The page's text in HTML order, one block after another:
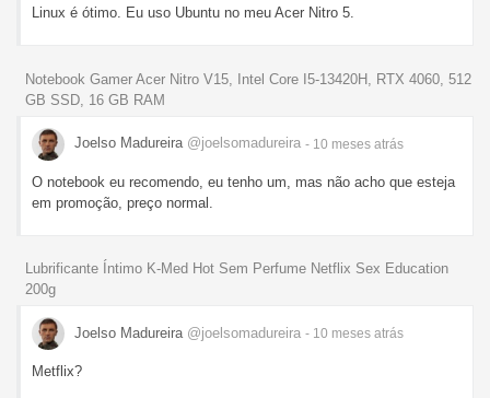
Linux é ótimo. Eu uso Ubuntu no meu Acer Nitro 5.
Notebook Gamer Acer Nitro V15, Intel Core I5-13420H, RTX 4060, 512
GB SSD, 16 GB RAM
Joelso Madureira @joelsomadureira - 10 meses atrás
O notebook eu recomendo, eu tenho um, mas não acho que esteja
em promoção, preço normal.
Lubrificante Íntimo K-Med Hot Sem Perfume Netflix Sex Education
200g
Joelso Madureira @joelsomadureira - 10 meses atrás
Metflix?